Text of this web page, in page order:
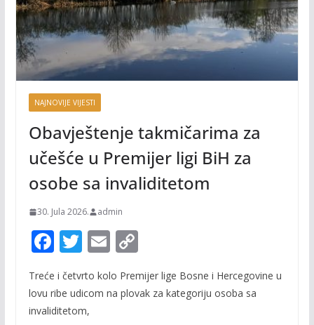
NAJNOVIJE VIJESTI
Obavještenje takmičarima za
učešće u Premijer ligi BiH za
osobe sa invaliditetom
30. Jula 2026. admin
F
ac
e
b
T
w
itt
er
E
m
ai
C
p
Treće i četvrto kolo Premijer lige Bosne i Hercegovine u
lovu ribe udicom na plovak za kategoriju osoba sa
invaliditetom,